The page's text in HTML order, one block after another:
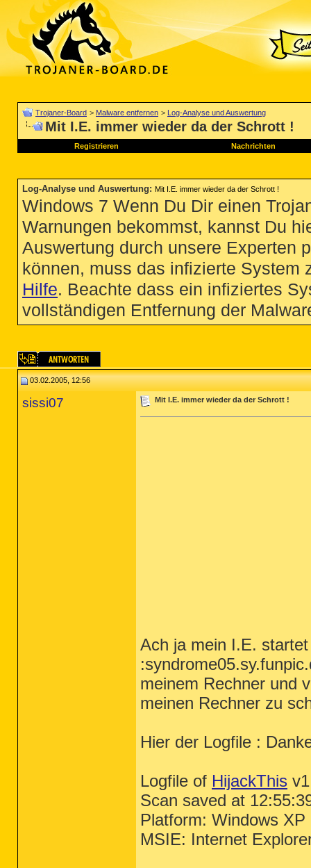
Trojaner-Board > Malware entfernen > Log-Analyse und Auswertung
Mit I.E. immer wieder da der Schrott !
Registrieren Nachrichten
Log-Analyse und Auswertung: Mit I.E. immer wieder da der Schrott !
Windows 7 Wenn Du Dir einen
Warnungen bekommst, kannst Du
Auswertung durch unsere Experten
können, muss das infizierte System
Hilfe. Beachte dass ein infiziertes
vollständigen Entfernung der
03.02.2005, 12:56
sissi07 Mit I.E. immer wieder da der Schrott !
Ach ja mein I.E.
meinem Rechner und
meinen Rechner zu
Hier der Logfile :
Logfile of HijackThis
Scan saved at
Platform: Windows
MSIE: Internet